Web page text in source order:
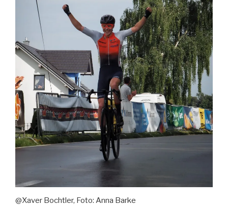
@Xaver Bochtler, Foto: Anna Barke